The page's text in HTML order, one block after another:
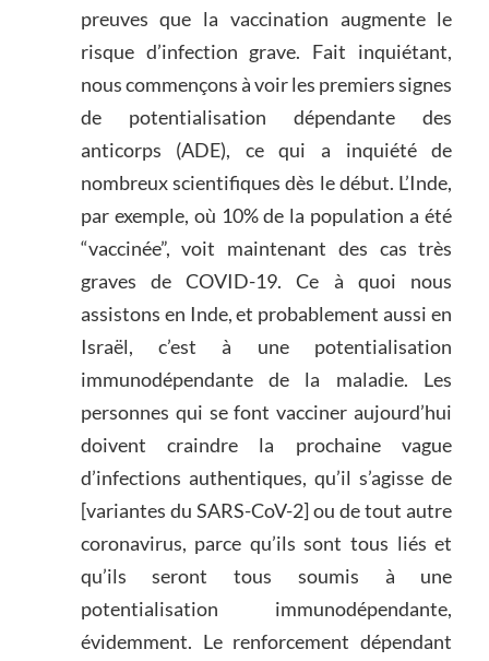
preuves que la vaccination augmente le
risque d’infection grave. Fait inquiétant,
nous commençons à voir les premiers signes
de potentialisation dépendante des
anticorps (ADE), ce qui a inquiété de
nombreux scientifiques dès le début. L’Inde,
par exemple, où 10% de la population a été
“vaccinée”, voit maintenant des cas très
graves de COVID-19. Ce à quoi nous
assistons en Inde, et probablement aussi en
Israël, c’est à une potentialisation
immunodépendante de la maladie. Les
personnes qui se font vacciner aujourd’hui
doivent craindre la prochaine vague
d’infections authentiques, qu’il s’agisse de
[variantes du SARS-CoV-2] ou de tout autre
coronavirus, parce qu’ils sont tous liés et
qu’ils seront tous soumis à une
potentialisation immunodépendante,
évidemment. Le renforcement dépendant